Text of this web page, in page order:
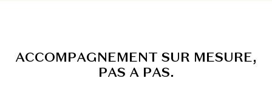
ACCOMPAGNEMENT SUR MESURE,
PAS A PAS.